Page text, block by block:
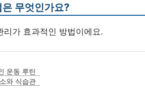
무엇인가요?
가 효과적인 방법이에요.
운동 루틴
와 식습관